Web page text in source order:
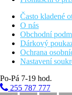
Často kladené
O nás
Obchodní
Dárkový
Ochrana
Nastavení
Po-Pá 7-19 hod.
255 787 777